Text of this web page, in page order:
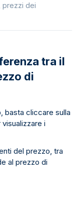
prezzi dei
tra il
di
basta cliccare sulla
i
del prezzo, tra
al prezzo di